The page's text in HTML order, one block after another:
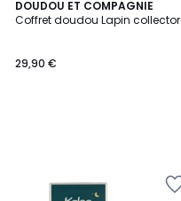
DOUDOU ET COMPAGNIE
Coffret doudou Lapin collector
29,90 €